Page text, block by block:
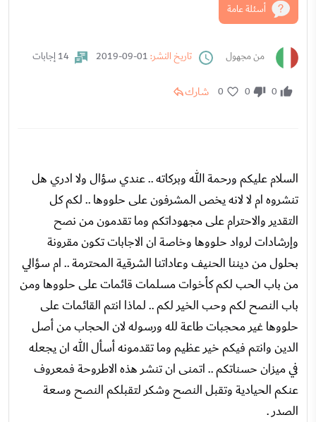
أسئلة عامة
من مجهول تاريخ النشر: 14 إجابات
0
0
0 شارك
السلام عليكم ورحمة الله وبركاته .. عندي سؤال ولا ادري هل
تنشروه ام لا لانه يخص المشرفون على حلووها .. لكم كل
التقدير والاحترام على مجهوداتكم وما تقدمون من نصح
وإرشادات لرواد حلووها وخاصة ان الاجابات تكون مقرونة
بحلول من ديننا الحنيف وعاداتنا الشرقية المحترمة .. ام سؤالي
من باب الحب لكم كأخوات مسلمات قائمات على حلووها ومن
باب النصح لكم وحب الخير لكم .. لماذا انتم القائمات على
حلووها غير محجبات طاعة لله ورسوله لان الحجاب من أصل
الدين وانتم فيكم خير عظيم وما تقدمونه أسأل الله ان يجعله
في ميزان حسناتكم .. اتمنى ان تنشر هذه الاطروحة فمعروف
عنكم الحيادية وتقبل النصح وشكر لتقبلكم النصح وسعة
الصدر .